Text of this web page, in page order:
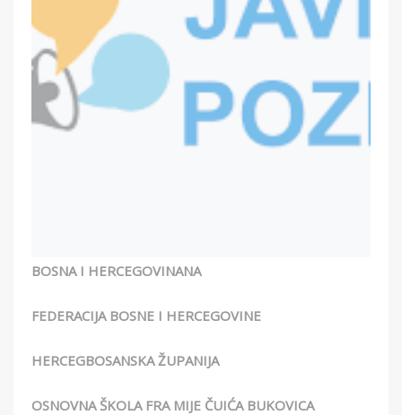
BOSNA I HERCEGOVINANA
FEDERACIJA BOSNE I HERCEGOVINE
HERCEGBOSANSKA ŽUPANIJA
OSNOVNA ŠKOLA FRA MIJE ČUIĆA BUKOVICA